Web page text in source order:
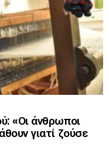
«Οι άνθρωποι
γιατί ζούσε